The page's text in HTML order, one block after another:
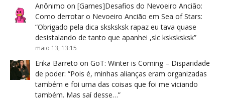
Anônimo on [Games]Desafios do Nevoeiro Ancião:
Como derrotar o Nevoeiro Ancião em Sea of Stars:
“Obrigado pela dica sksksksk rapaz eu tava quase
desistalando de tanto que apanhei ,slc ksksksksk”
maio 13, 13:15
Erika Barreto on GoT: Winter is Coming – Disparidade
de poder: “Pois é, minhas alianças eram organizadas
também e foi uma das coisas que foi me viciando
também. Mas saí desse…”